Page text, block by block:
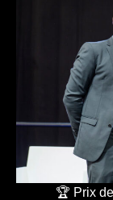
🏆 Prix